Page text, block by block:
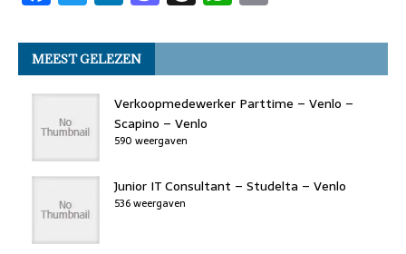
o
k
n p
a
c
e
b
o
o
k
w
it
t
er
n
k
e
dI
n
a
st
o
d
o
h
re
a
d
s
h
at
s
A
ai
l
MEEST GELEZEN
Verkoopmedewerker Parttime – Venlo –
Scapino – Venlo
590 weergaven
Junior IT Consultant – Studelta – Venlo
536 weergaven